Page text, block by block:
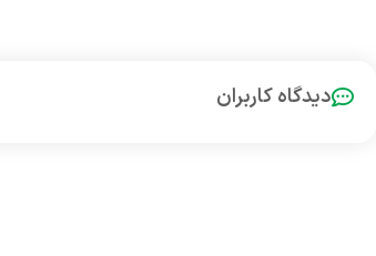
دیدگاه کاربران